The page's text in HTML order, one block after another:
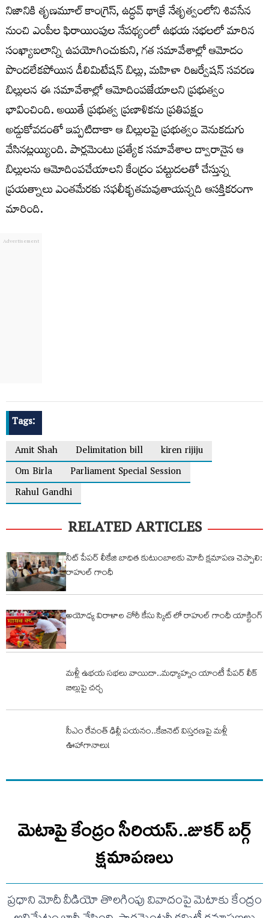
నిజానికి తృణమూల్ కాంగ్రెస్, ఉద్ధవ్ థాక్రే నేతృత్వంలోని శివసేన
నుంచి ఎంపీల ఫిరాయింపుల నేపథ్యంలో ఉభయ సభలలో మారిన
సంఖ్యాబలాన్ని ఉపయోగించుకుని, గత సమావేశాల్లో ఆమోదం
పొందలేకపోయిన డీలిమిటేషన్ బిల్లు, మహిళా రిజర్వేషన్ సవరణ
బిల్లులన ఈ సమావేశాల్లో ఆమోదింపజేయాలని ప్రభుత్వం
భావించింది. అయితే ప్రభుత్వ ప్రణాళికను ప్రతిపక్షం
అడ్డుకోవడంతో ఇప్పటిదాకా ఆ బిల్లులపై ప్రభుత్వం వెనుకడుగు
వేసినట్లయ్యింది. పార్లమెంటు ప్రత్యేక సమావేశాల ద్వారానైన ఆ
బిల్లులను ఆమోదింపచేయాలని కేంద్రం పట్టుదలతో చేస్తున్న
ప్రయత్నాలు ఎంతమేరకు సఫలీకృతమవుతాయన్నది ఆసక్తికరంగా
మారింది.
Tags:
Amit Shah
Delimitation bill
kiren rijiju
Om Birla
Parliament Special Session
Rahul Gandhi
RELATED ARTICLES
నీట్ పేపర్ లీకేజి బాధిత కుటుంబాలకు మోదీ క్షమాపణ చెప్పాలి:
రాహుల్ గాంధీ
అయోధ్య విరాళాల చోరీ కేసు స్కిట్ లో రాహుల్ గాంధీ యాక్టింగ్
మళ్లీ ఉభయ సభలు వాయిదా..మధ్యాహ్నం యాంటీ పేపర్ లీక్
బిల్లుపై చర్చ
సీఎం రేవంత్ ఢిల్లీ పయనం..కేబినెట్ విస్తరణపై మళ్లీ
ఊహాగానాలు!
మెటాపై కేంద్రం సీరియస్..జుకర్ బర్గ్
క్షమాపణలు
ప్రధాని మోదీ వీడియో తొలగింపు వివాదంపై మెటాకు కేంద్రం